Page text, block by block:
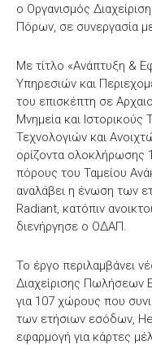
ο Οργανισμός
Πόρων, σε συνεργασία
Με τίτλο «Ανάπτυξη &
Υπηρεσιών και
του επισκέπτη σε
Μνημεία και
Τεχνολογιών και
ορίζοντα ολοκλήρωσης
πόρους του Ταμείου
αναλάβει η ένωση των
Radiant, κατόπιν
διενήργησε ο ΟΔΑΠ.
Το έργο περιλαμβάνει
Διαχείρισης Πωλήσεων
για 107 χώρους που
των ετήσιων εσόδων,
εφαρμογή για κάρτες